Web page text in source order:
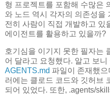
형 프로젝트를 포함해 수많은
와 노드 역시 각자의 의존성을
전히 사람이 직접 개발하고 있
에이전트를 활용하고 있을까?
호기심을 이기지 못한 필자는
어 달라고 요청했다. 알고 보
AGENTS.md 파일이 존재했
러에는 클로드 코드와 깃허브
되어 있었다. 또한, .agents/